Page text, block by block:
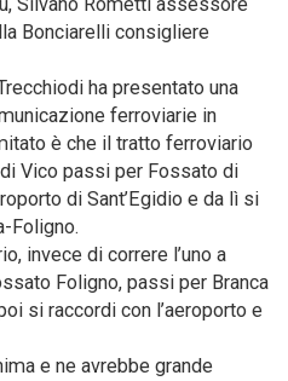
Bonciarelli consigliere
ha presentato una
ferroviarie in
è che il tratto ferroviario
Vico passi per Fossato di
di Sant’Egidio e da lì si
Foligno.
invece di correre l’uno a
Foligno, passi per Branca
si raccordi con l’aeroporto e
e ne avrebbe grande